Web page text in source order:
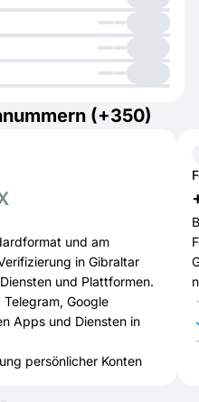
(+350)
und am
in Gibraltar
und Plattformen.
Google
Apps und Diensten in
persönlicher Konten